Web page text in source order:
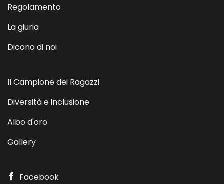
Regolamento
La giuria
Dicono di noi
Il Campione dei Ragazzi
Diversità e inclusione
Albo d'oro
Gallery
Facebook